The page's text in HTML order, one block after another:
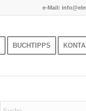
e-Mail:
BUCHTIPPS